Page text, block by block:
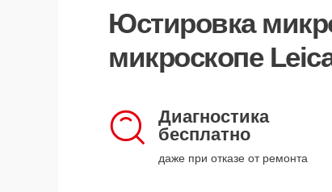
Юстировка
микроскопе
Диагностика
бесплатно
даже при отказе от ремонта